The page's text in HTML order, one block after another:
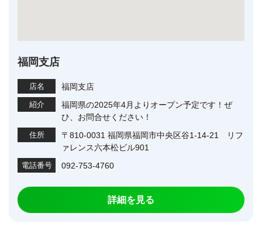
福岡支店
店名 福岡支店
紹介
福岡県の2025年4月よりオープン予定です！ぜ
ひ、お問合せください！
住所
〒810-0031 福岡県福岡市中央区谷1-14-21 リフ
ァレンス六本松ビル901
電話番号 092-753-4760
詳細を見る